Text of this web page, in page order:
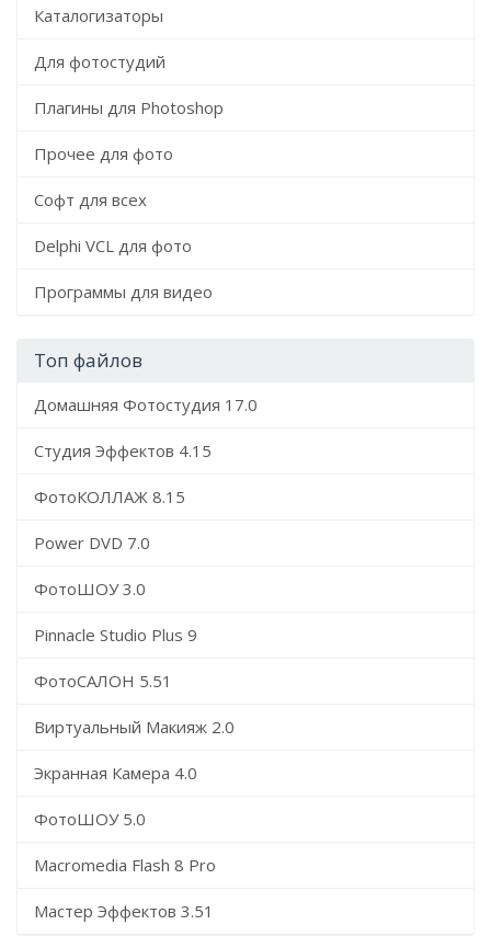
Каталогизаторы
Для фотостудий
Плагины для Photoshop
Прочее для фото
Софт для всех
Delphi VCL для фото
Программы для видео
Топ файлов
Домашняя Фотостудия 17.0
Студия Эффектов 4.15
ФотоКОЛЛАЖ 8.15
Power DVD 7.0
ФотоШОУ 3.0
Pinnacle Studio Plus 9
ФотоСАЛОН 5.51
Виртуальный Макияж 2.0
Экранная Камера 4.0
ФотоШОУ 5.0
Macromedia Flash 8 Pro
Мастер Эффектов 3.51